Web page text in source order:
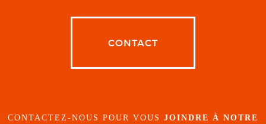
CONTACT
CONTACTEZ-NOUS POUR VOUS JOINDRE À NOTRE